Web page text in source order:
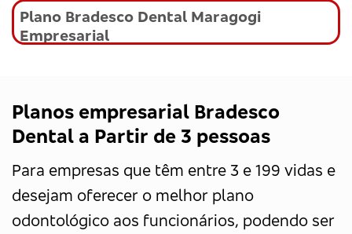
Plano Bradesco Dental Maragogi
Empresarial
Planos empresarial Bradesco
Dental a Partir de 3 pessoas
Para empresas que têm entre 3 e 199 vidas e
desejam oferecer o melhor plano
odontológico aos funcionários, podendo ser